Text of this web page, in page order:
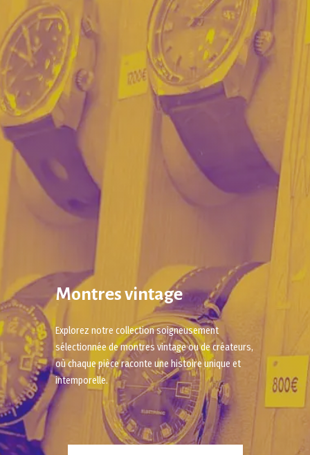
Montres vintage
Explorez notre collection soigneusement
sélectionnée de montres vintage ou de créateurs,
où chaque pièce raconte une histoire unique et
intemporelle.